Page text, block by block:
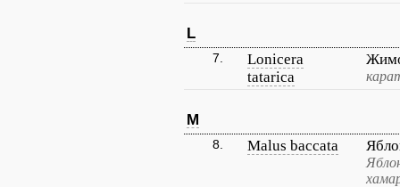
L
7.
Lonicera
tatarica
M
8. Malus baccata